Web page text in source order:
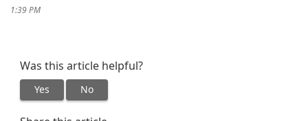
1:39 PM
Was this article helpful?
Yes No